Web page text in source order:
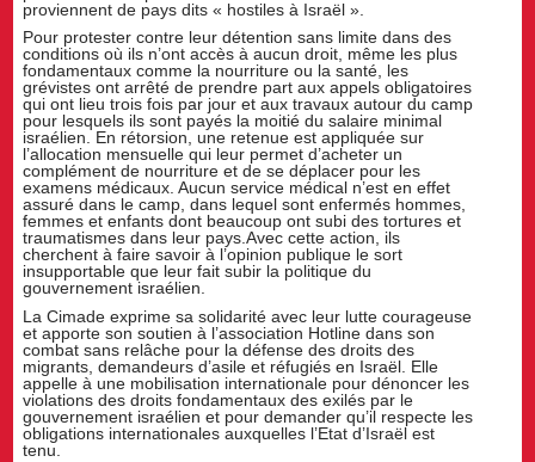
proviennent de pays dits « hostiles à Israël ».
Pour protester contre leur détention sans limite dans des
conditions où ils n’ont accès à aucun droit, même les plus
fondamentaux comme la nourriture ou la santé, les
grévistes ont arrêté de prendre part aux appels obligatoires
qui ont lieu trois fois par jour et aux travaux autour du camp
pour lesquels ils sont payés la moitié du salaire minimal
israélien. En rétorsion, une retenue est appliquée sur
l’allocation mensuelle qui leur permet d’acheter un
complément de nourriture et de se déplacer pour les
examens médicaux. Aucun service médical n’est en effet
assuré dans le camp, dans lequel sont enfermés hommes,
femmes et enfants dont beaucoup ont subi des tortures et
traumatismes dans leur pays.Avec cette action, ils
cherchent à faire savoir à l’opinion publique le sort
insupportable que leur fait subir la politique du
gouvernement israélien.
La Cimade exprime sa solidarité avec leur lutte courageuse
et apporte son soutien à l’association Hotline dans son
combat sans relâche pour la défense des droits des
migrants, demandeurs d’asile et réfugiés en Israël. Elle
appelle à une mobilisation internationale pour dénoncer les
violations des droits fondamentaux des exilés par le
gouvernement israélien et pour demander qu’il respecte les
obligations internationales auxquelles l’Etat d’Israël est
tenu.